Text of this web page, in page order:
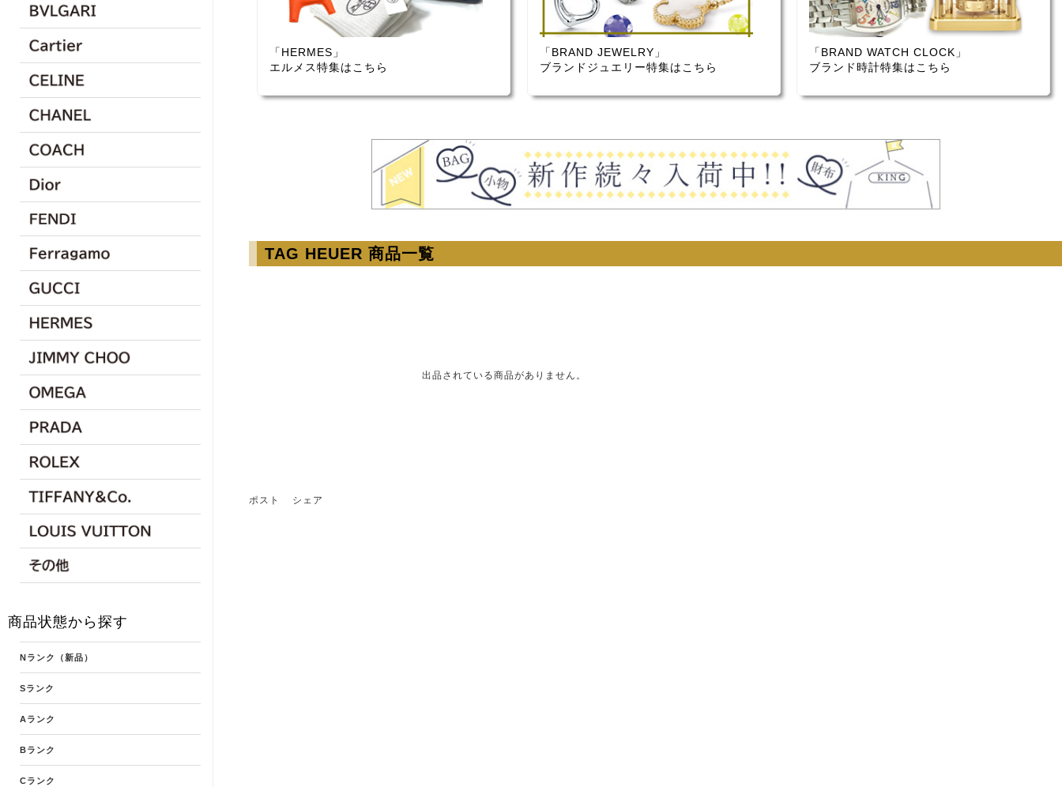
商品状態から探す
Nランク（新品）
Sランク
Aランク
Bランク
Cランク
「HERMES」
エルメス特集はこちら
「BRAND JEWELRY」
ブランドジュエリー特集はこちら
「BRAND WATCH CLOCK」
ブランド時計特集はこちら
TAG HEUER 商品一覧
出品されている商品がありません。
シェア
ポスト